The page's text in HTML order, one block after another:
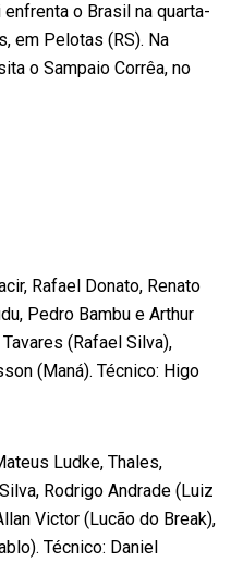
enfrenta o Brasil na quarta-
em Pelotas (RS). Na
o Sampaio Corrêa, no
Rafael Donato, Renato
Pedro Bambu e Arthur
(Rafael Silva),
(Maná). Técnico: Higo
Ludke, Thales,
Rodrigo Andrade (Luiz
Victor (Lucão do Break),
Técnico: Daniel